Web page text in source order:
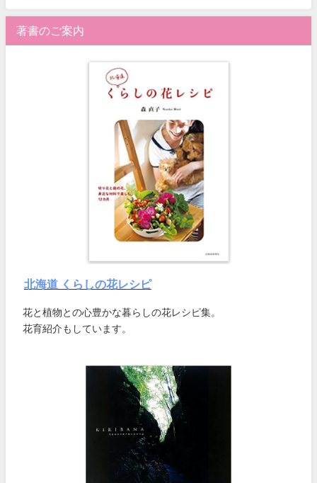
著書のご案内
北海道 くらしの花レシピ
花と植物との心豊かな暮らしの花レシピ集。
花育紹介もしています。